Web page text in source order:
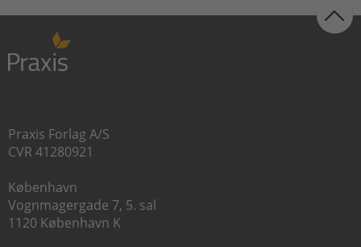
Praxis Forlag A/S
CVR 41280921
København
Vognmagergade 7, 5. sal
1120 København K